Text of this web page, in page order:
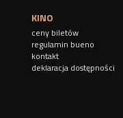
KINO
ceny biletów
regulamin bueno
kontakt
deklaracja dostępności